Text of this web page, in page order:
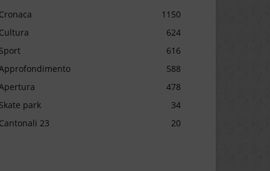
1150
624
616
588
478
park
34
23
20